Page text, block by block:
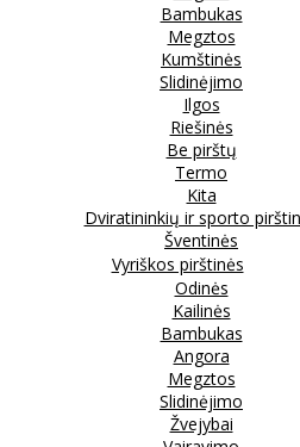
Bambukas
Megztos
Kumštinės
Slidinėjimo
Ilgos
Riešinės
Be pirštų
Termo
Kita
Dviratininkių ir sporto
Šventinės
Vyriškos pirštinės
Odinės
Kailinės
Bambukas
Angora
Megztos
Slidinėjimo
Žvejybai